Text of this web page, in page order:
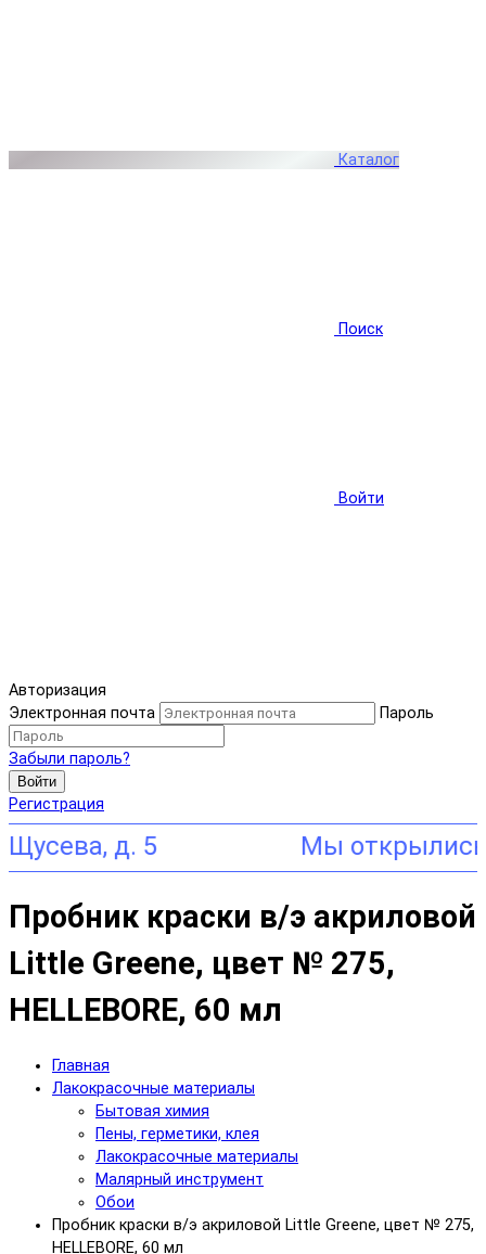
Каталог
Поиск
Войти
Авторизация
Электронная почта
Пароль
Забыли пароль?
Войти
Регистрация
д. 5
Пробник краски в/э акриловой
Little Greene, цвет № 275,
HELLEBORE, 60 мл
Главная
Лакокрасочные материалы
Бытовая химия
Пены, герметики, клея
Лакокрасочные материалы
Малярный инструмент
Обои
Пробник краски в/э акриловой Little Greene, цвет № 275,
HELLEBORE, 60 мл